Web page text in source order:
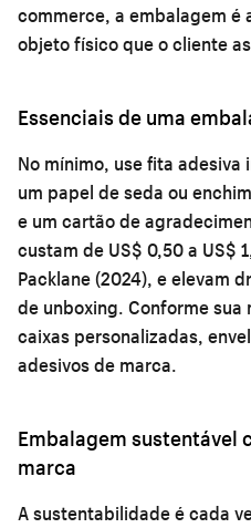
commerce, a embalagem
objeto físico que o cliente
Essenciais de uma
No mínimo, use fita adesiva
um papel de seda ou
e um cartão de
custam de US$ 0,50 a US$
Packlane (2024), e elevam
de unboxing. Conforme
caixas personalizadas,
adesivos de marca.
Embalagem sustentável
marca
A sustentabilidade é cada